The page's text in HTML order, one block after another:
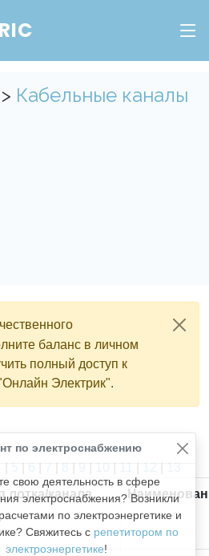
> Кабельные каналы
баланс в личном
полный доступ к
Электрик".
по электроснабжению
свою деятельность в сфере
электроснабжения? Возникли
по электроэнергетике и
Свяжитесь с репетитором по
электроэнергетике!
366из366записей.
| 5 | 6 | 7 | 8 | 9 | 10 | 11 | 12 | 13
лотка/канала